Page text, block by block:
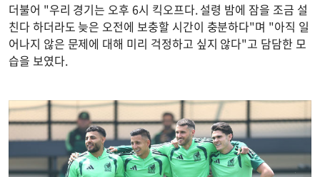
더불어 "우리 경기는 오후 6시 킥오프다. 설령 밤에 잠을 조금 설
친다 하더라도 늦은 오전에 보충할 시간이 충분하다"며 "아직 일
어나지 않은 문제에 대해 미리 걱정하고 싶지 않다"고 담담한 모
습을 보였다.